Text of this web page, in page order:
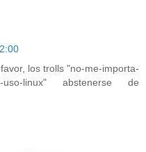
los trolls "no-me-importa-
uso-linux" abstenerse de